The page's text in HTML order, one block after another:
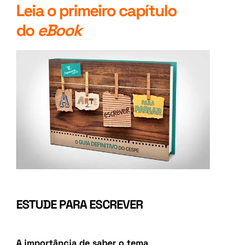
Leia o primeiro capítulo
do eBook
ESTUDE PARA ESCREVER